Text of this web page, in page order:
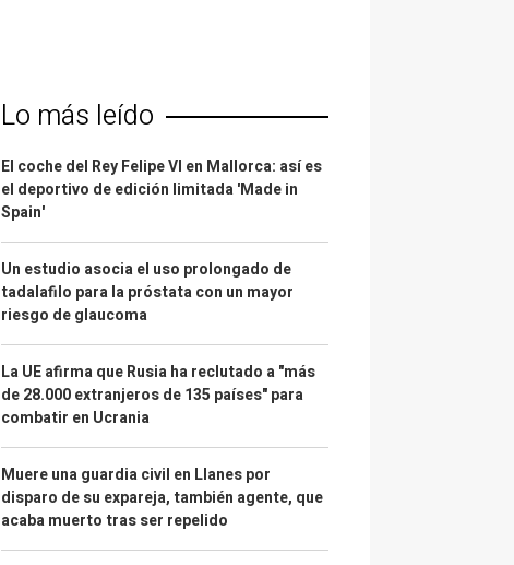
Lo más leído
El coche del Rey Felipe VI en Mallorca: así es
el deportivo de edición limitada 'Made in
Spain'
Un estudio asocia el uso prolongado de
tadalafilo para la próstata con un mayor
riesgo de glaucoma
La UE afirma que Rusia ha reclutado a "más
de 28.000 extranjeros de 135 países" para
combatir en Ucrania
Muere una guardia civil en Llanes por
disparo de su expareja, también agente, que
acaba muerto tras ser repelido